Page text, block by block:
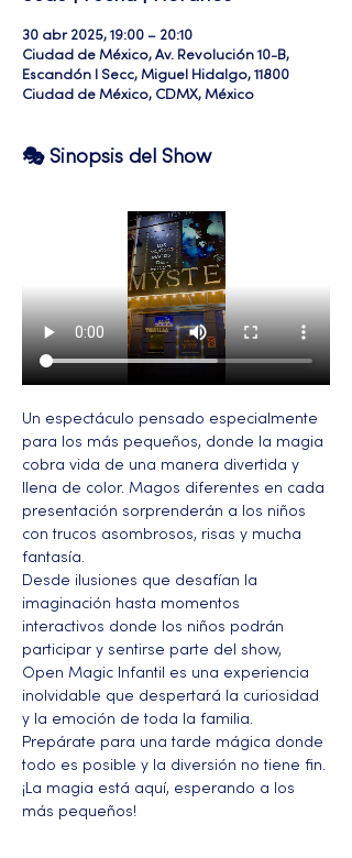
30 abr 2025, 19:00 – 20:10
Ciudad de México, Av. Revolución 10-B,
Escandón I Secc, Miguel Hidalgo, 11800
Ciudad de México, CDMX, México
🎭 Sinopsis del Show
Un espectáculo pensado especialmente
para los más pequeños, donde la magia
cobra vida de una manera divertida y
llena de color. Magos diferentes en cada
presentación sorprenderán a los niños
con trucos asombrosos, risas y mucha
fantasía.
Desde ilusiones que desafían la
imaginación hasta momentos
interactivos donde los niños podrán
participar y sentirse parte del show,
Open Magic Infantil es una experiencia
inolvidable que despertará la curiosidad
y la emoción de toda la familia.
Prepárate para una tarde mágica donde
todo es posible y la diversión no tiene fin.
¡La magia está aquí, esperando a los
más pequeños!